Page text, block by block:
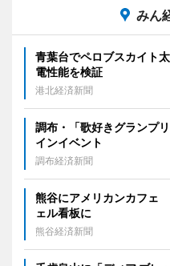
みん
青葉台でペロブスカイト
電性能を検証
港北経済新聞
調布・「歌好きグランプ
インイベント
調布経済新聞
熊谷にアメリカンカフェ
ェル看板に
熊谷経済新聞